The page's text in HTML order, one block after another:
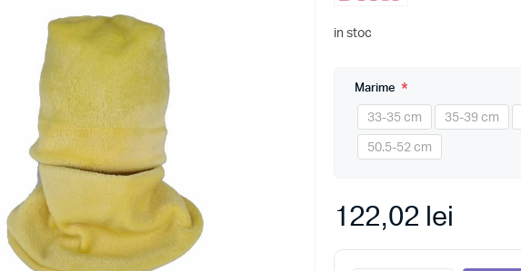
in stoc
Marime *
33-35 cm 35-39 cm
50.5-52 cm
122,02 lei